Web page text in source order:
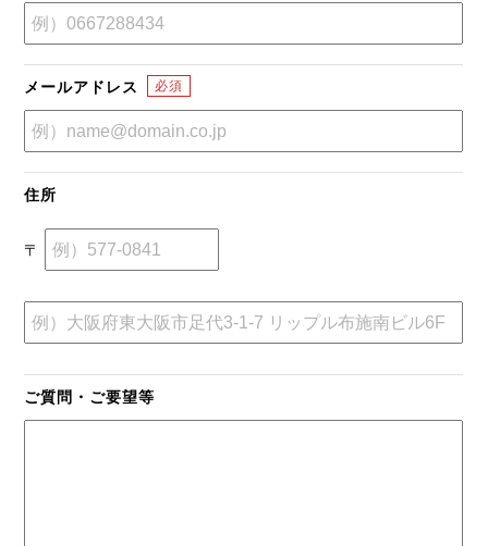
メールアドレス
住所
〒
ご質問・ご要望等